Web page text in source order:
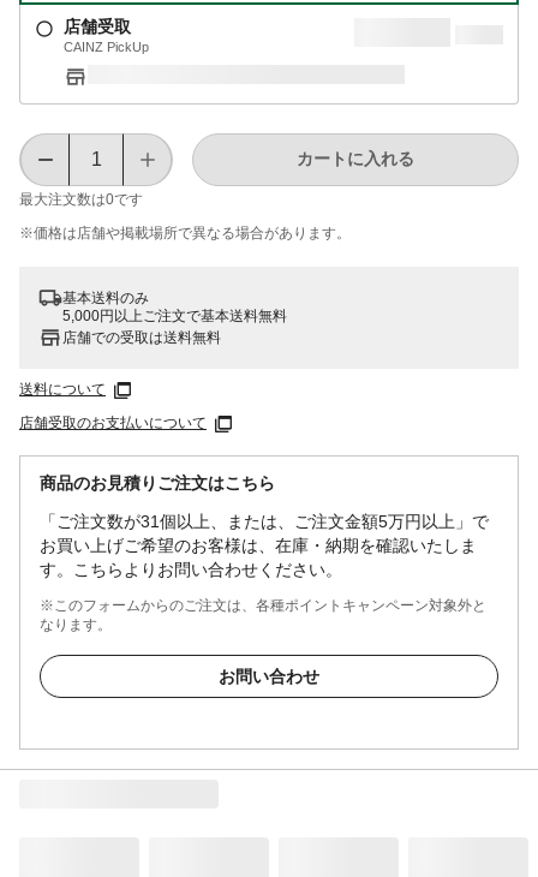
店舗受取
CAINZ PickUp
最大注文数は0です
カートに入れる
※価格は​店舗や​掲載場所で​異なる​場合が​あります。
基本送料のみ
5,000円以上ご注文で基本送料無料
店舗での受取は送料無料
送料について
店舗受取のお支払いについて
商品のお見積りご注文はこちら
「ご注文数が31個以上、または、ご注文金額5万円以上」で
お買い上げご希望のお客様は、在庫・納期を確認いたしま
す。こちらよりお問い合わせください。
※このフォームからのご注文は、各種ポイントキャンペーン対象外と
なります。
お問い合わせ